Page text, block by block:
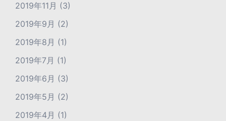
2019年11月 (3)
2019年9月 (2)
2019年8月 (1)
2019年7月 (1)
2019年6月 (3)
2019年5月 (2)
2019年4月 (1)